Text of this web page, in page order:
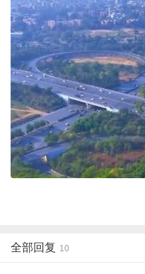
全部回复 10